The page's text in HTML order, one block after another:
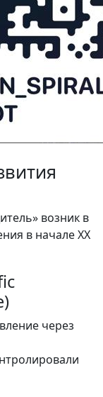
возник в
в начале XX
через